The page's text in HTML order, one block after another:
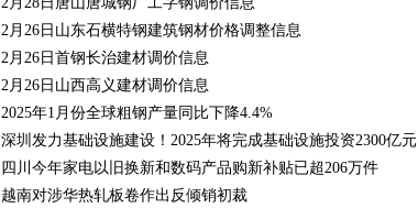
2月26日山东石横特钢建筑钢材价格调整信息
2月26日首钢长治建材调价信息
2月26日山西高义建材调价信息
2025年1月份全球粗钢产量同比下降4.4%
深圳发力基础设施建设！2025年将完成基础设施投资2300亿元
四川今年家电以旧换新和数码产品购新补贴已超206万件
越南对涉华热轧板卷作出反倾销初裁